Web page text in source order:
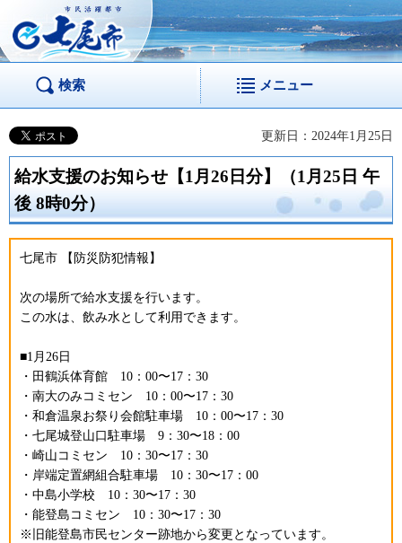
市民活躍都市 七尾
市
検索 メニュー
更新日：2024年1月25日
給水支援のお知らせ【1月26日分】（1月25日 午
後 8時0分）
七尾市 【防災防犯情報】
次の場所で給水支援を行います。
この水は、飲み水として利用できます。
■1月26日
・田鶴浜体育館 10：00〜17：30
・南大のみコミセン 10：00〜17：30
・和倉温泉お祭り会館駐車場 10：00〜17：30
・七尾城登山口駐車場 9：30〜18：00
・崎山コミセン 10：30〜17：30
・岸端定置網組合駐車場 10：30〜17：00
・中島小学校 10：30〜17：30
・能登島コミセン 10：30〜17：30
※旧能登島市民センター跡地から変更となっています。